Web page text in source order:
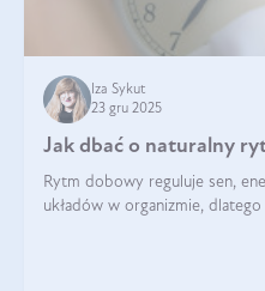
Iza Sykut
23 gru 2025
Jak dbać o naturalny
Rytm dobowy reguluje sen,
układów w organizmie,